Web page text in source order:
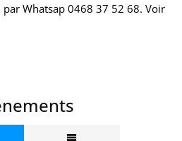
Whatsap 0468 37 52 68. Voir